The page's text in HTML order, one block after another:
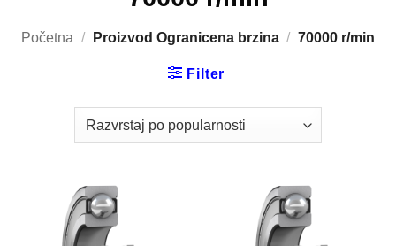
Početna / Proizvod Ogranicena brzina / 70000 r/min
Filter